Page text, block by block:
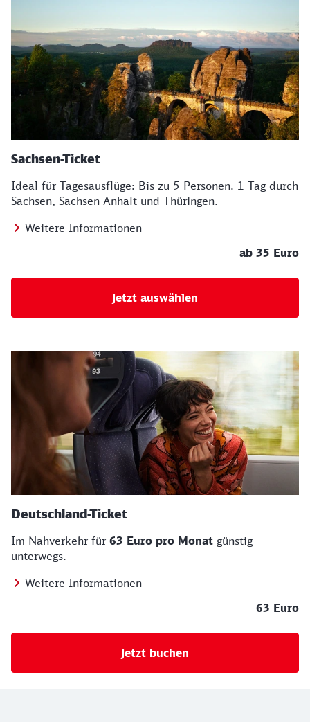
Sachsen-Ticket
Ideal für Tagesausflüge: Bis zu 5 Personen. 1 Tag durch
Sachsen, Sachsen-Anhalt und Thüringen.
Weitere Informationen
ab 35 Euro
Jetzt auswählen
Deutschland-Ticket
Im Nahverkehr für 63 Euro pro Monat günstig
unterwegs.
Weitere Informationen
63 Euro
Jetzt buchen